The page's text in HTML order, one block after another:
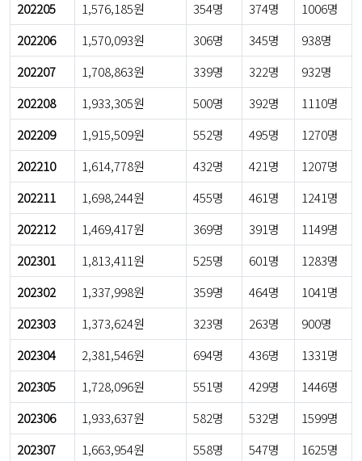
202205
1,576,185원 354명 374명
1006명
202206
1,570,093원 306명 345명
938명
202207
1,708,863원 339명 322명
932명
202208
1,933,305원 500명 392명
1110명
202209
1,915,509원 552명 495명
1270명
202210
1,614,778원 432명 421명
1207명
202211
1,698,244원 455명 461명
1241명
202212
1,469,417원 369명 391명
1149명
202301
1,813,411원 525명 601명
1283명
202302
1,337,998원 359명 464명
1041명
202303
1,373,624원 323명 263명
900명
202304
2,381,546원 694명 436명
1331명
202305
1,728,096원 551명 429명
1446명
202306
1,933,637원 582명 532명
1599명
202307
1,663,954원 558명 547명
1625명